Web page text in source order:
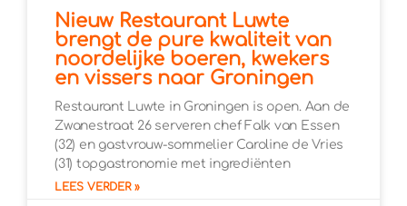
Nieuw Restaurant Luwte
brengt de pure kwaliteit van
noordelijke boeren, kwekers
en vissers naar Groningen
Restaurant Luwte in Groningen is open. Aan de
Zwanestraat 26 serveren chef Falk van Essen
(32) en gastvrouw-sommelier Caroline de Vries
(31) topgastronomie met ingrediënten
LEES VERDER »